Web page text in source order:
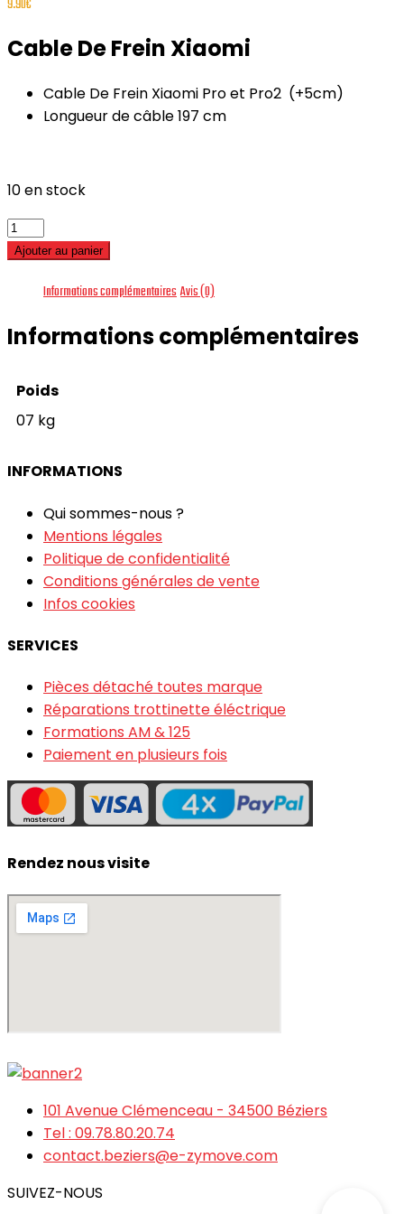
9.90€
Cable De Frein Xiaomi
Cable De Frein Xiaomi Pro et Pro2 (+5cm)
Longueur de câble 197 cm
10 en stock
quantité
de
Xiaomi
Ajouter au panier
Informations complémentairesAvis (0)
Informations complémentaires
Poids
07 kg
INFORMATIONS
Qui sommes-nous ?
Mentions légales
Politique de confidentialité
Conditions générales de vente
Infos cookies
SERVICES
Pièces détaché toutes marque
Réparations trottinette éléctrique
Formations AM & 125
Paiement en plusieurs fois
Rendez nous visite
101 Avenue Clémenceau - 34500 Béziers
Tel : 09.78.80.20.74
contact.beziers@e-zymove.com
SUIVEZ-NOUS